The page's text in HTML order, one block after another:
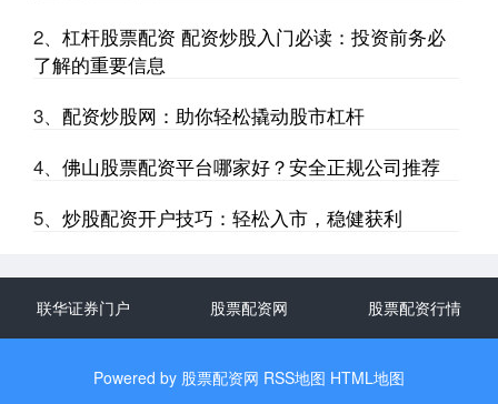
而，资金不足往往成为投资者的一大阻碍。武汉股票配资应运而生，
2、 杠杆股票配资 配资炒股入门必读：投资前务必
了解的重要信息
3、 配资炒股网：助你轻松撬动股市杠杆
4、 佛山股票配资平台哪家好？安全正规公司推荐
5、 炒股配资开户技巧：轻松入市，稳健获利
联华证券门户 股票配资网 股票配资行情
Powered by 股票配资网 RSS地图 HTML地图